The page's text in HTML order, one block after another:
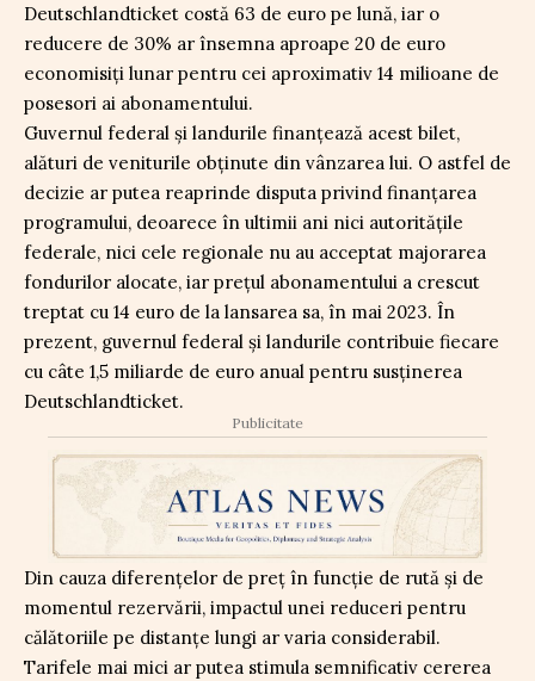
Deutschlandticket costă 63 de euro pe lună, iar o
reducere de 30% ar însemna aproape 20 de euro
economisiți lunar pentru cei aproximativ 14 milioane de
posesori ai abonamentului.
Guvernul federal și landurile finanțează acest bilet,
alături de veniturile obținute din vânzarea lui. O astfel de
decizie ar putea reaprinde disputa privind finanțarea
programului, deoarece în ultimii ani nici autoritățile
federale, nici cele regionale nu au acceptat majorarea
fondurilor alocate, iar prețul abonamentului a crescut
treptat cu 14 euro de la lansarea sa, în mai 2023. În
prezent, guvernul federal și landurile contribuie fiecare
cu câte 1,5 miliarde de euro anual pentru susținerea
Deutschlandticket.
Publicitate
Din cauza diferențelor de preț în funcție de rută și de
momentul rezervării, impactul unei reduceri pentru
călătoriile pe distanțe lungi ar varia considerabil.
Tarifele mai mici ar putea stimula semnificativ cererea